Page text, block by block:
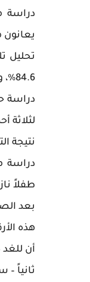
يعانون من
84.6%، وهي النسبة الأعلى عالمياً بين مناطق النزاع المسلح.
نتيجة
بعد
هذه
أن
ثانياً